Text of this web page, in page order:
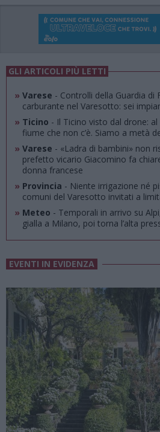
GLI ARTICOLI PIÙ LETTI
» Varese - Controlli della Guardia di
carburante nel Varesotto: sei
» Ticino - Il Ticino visto dal drone:
fiume che non c’è. Siamo a metà
» Varese - «Ladra di bambini» non
prefetto vicario Giacomino fa
donna francese
» Provincia - Niente irrigazione né
comuni del Varesotto invitati a
» Meteo - Temporali in arrivo su
gialla a Milano, poi torna l’alta
EVENTI IN EVIDENZA